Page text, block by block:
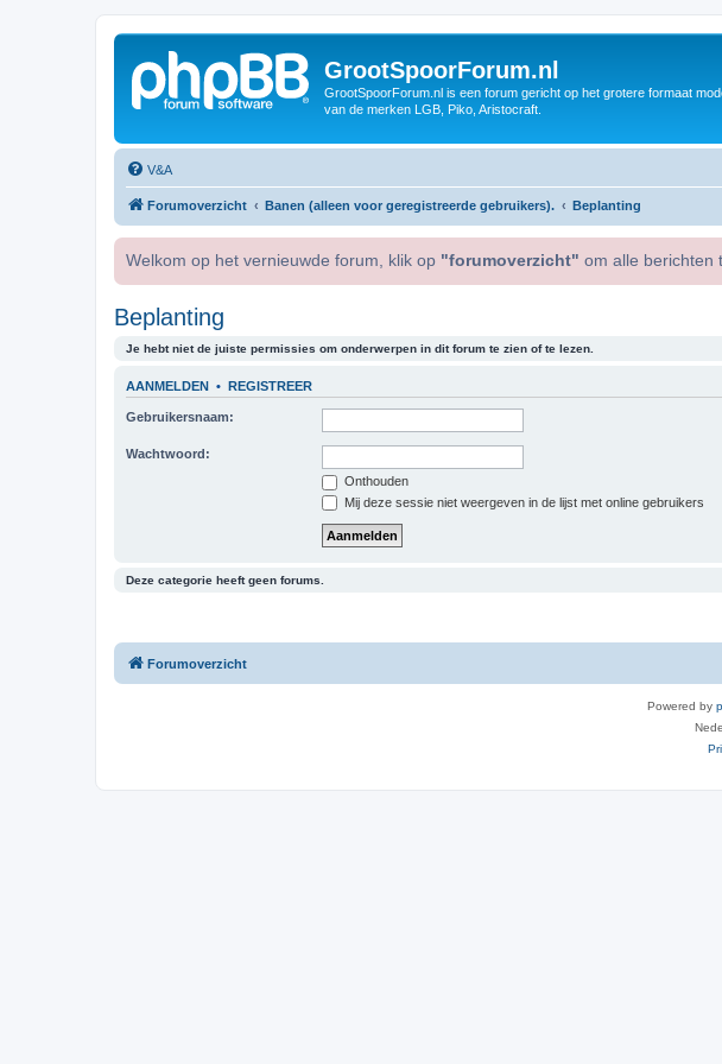
GrootSpoorForum.nl
GrootSpoorForum.nl is een forum gericht op het grotere formaat
van de merken LGB, Piko, Aristocraft.
V&A
Forumoverzicht Banen (alleen voor geregistreerde gebruikers). Beplanting
Welkom op het vernieuwde forum, klik op "forumoverzicht" om alle berichten
Beplanting
Je hebt niet de juiste permissies om onderwerpen in dit forum te zien of te lezen.
AANMELDEN • REGISTREER
Gebruikersnaam:
Wachtwoord:
Onthouden
Mij deze sessie niet weergeven in de lijst met online gebruikers
Deze categorie heeft geen forums.
Forumoverzicht
Powered by